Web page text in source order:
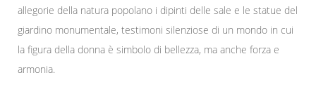
allegorie della natura popolano i dipinti delle sale e le statue del
giardino monumentale, testimoni silenziose di un mondo in cui
la figura della donna è simbolo di bellezza, ma anche forza e
armonia.